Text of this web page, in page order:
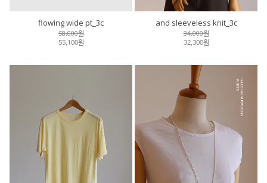
flowing wide pt_3c
58,000원
55,100원
and sleeveless knit_3c
34,000원
32,300원